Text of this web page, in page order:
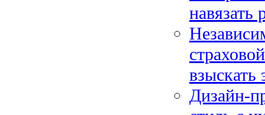
навязать
взыскать
Дизайн-